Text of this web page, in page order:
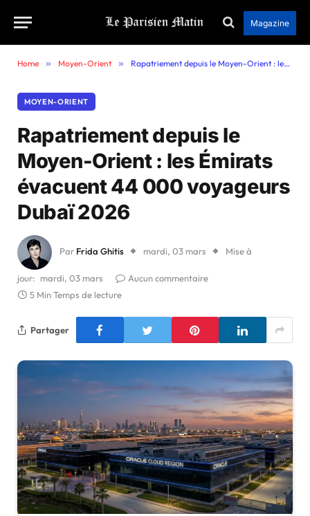
Magazine
Home » Moyen-Orient » Rapatriement depuis le Moyen-Orient : les Émirats évacuent 44 000 voyageurs Dubaï 2026
MOYEN-ORIENT
Rapatriement depuis le
Moyen-Orient : les Émirats
évacuent 44 000 voyageurs
Dubaï 2026
Par Frida Ghitis mardi, 03 mars Mise à
jour: mardi, 03 mars
Aucun commentaire
5 Min Temps de lecture
Partager